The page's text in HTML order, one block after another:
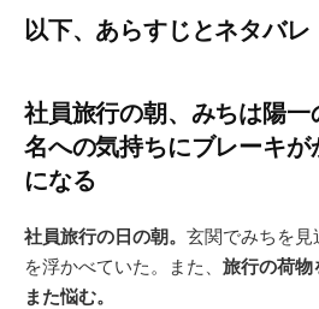
以下、あらすじとネタバレ
社員旅行の朝、みちは陽一
名への気持ちにブレーキが
になる
社員旅行の日の朝。 玄関でみちを
を浮かべていた。また、 旅行の荷物
また悩む。